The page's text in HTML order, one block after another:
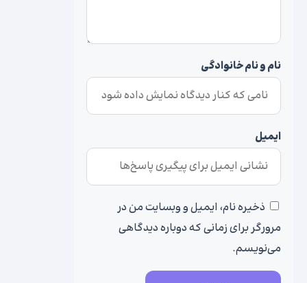
نام و نام خانوادگی
ایمیل
ذخیره نام، ایمیل و وبسایت من در
مرورگر برای زمانی که دوباره دیدگاهی
می‌نویسم.